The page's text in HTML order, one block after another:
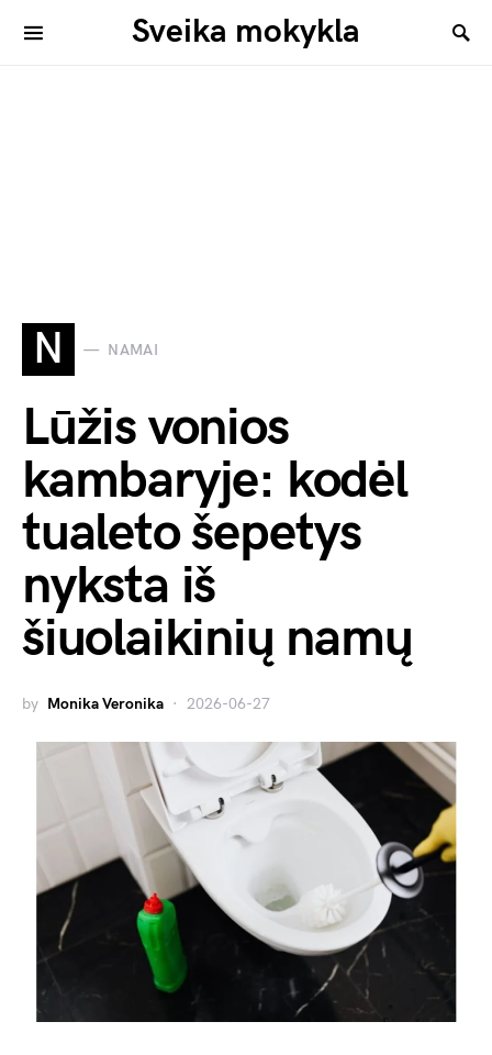
Sveika mokykla
N NAMAI
Lūžis vonios
kambaryje: kodėl
tualeto šepetys
nyksta iš
šiuolaikinių namų
by Monika Veronika 2026-06-27